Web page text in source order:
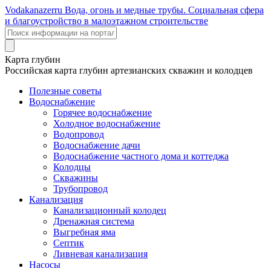
Vodakanazerru Вода, огонь и медные трубы. Социальная сфера
и благоустройство в малоэтажном строительстве
Карта глубин
Российская карта глубин артезианских скважин и колодцев
Полезные советы
Водоснабжение
Горячее водоснабжение
Холодное водоснабжение
Водопровод
Водоснабжение дачи
Водоснабжение частного дома и коттеджа
Колодцы
Скважины
Трубопровод
Канализация
Канализационный колодец
Дренажная система
Выгребная яма
Септик
Ливневая канализация
Насосы